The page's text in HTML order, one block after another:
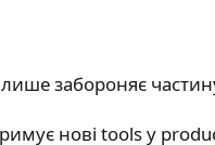
лише забороняє
нові tools у